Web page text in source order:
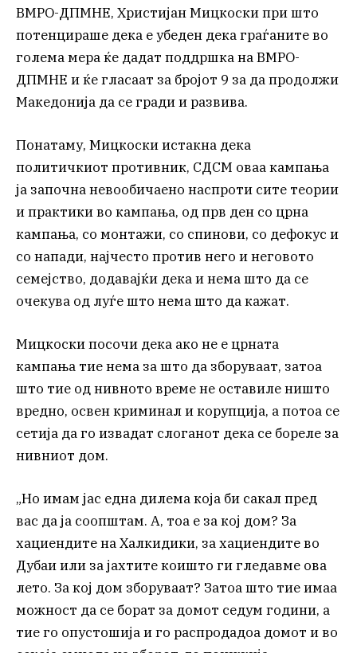
ВМРО-ДПМНЕ, Христијан Мицкоски при што
потенцираше дека е убеден дека граѓаните во
голема мера ќе дадат поддршка на ВМРО-
ДПМНЕ и ќе гласаат за бројот 9 за да продолжи
Македонија да се гради и развива.
Понатаму, Мицкоски истакна дека
политичкиот противник, СДСМ оваа кампања
ја започна невообичаено наспроти сите теории
и практики во кампања, од прв ден со црна
кампања, со монтажи, со спинови, со дефокус и
со напади, најчесто против него и неговото
семејство, додавајќи дека и нема што да се
очекува од луѓе што нема што да кажат.
Мицкоски посочи дека ако не е црната
кампања тие нема за што да зборуваат, затоа
што тие од нивното време не оставиле ништо
вредно, освен криминал и корупција, а потоа се
сетија да го извадат слоганот дека се бореле за
нивниот дом.
„Но имам јас една дилема која би сакал пред
вас да ја соопштам. А, тоа е за кој дом? За
хациендите на Халкидики, за хациендите во
Дубаи или за јахтите коишто ги гледавме ова
лето. За кој дом зборуваат? Затоа што тие имаа
можност да се борат за домот седум години, а
тие го опустошија и го распродадоа домот и во